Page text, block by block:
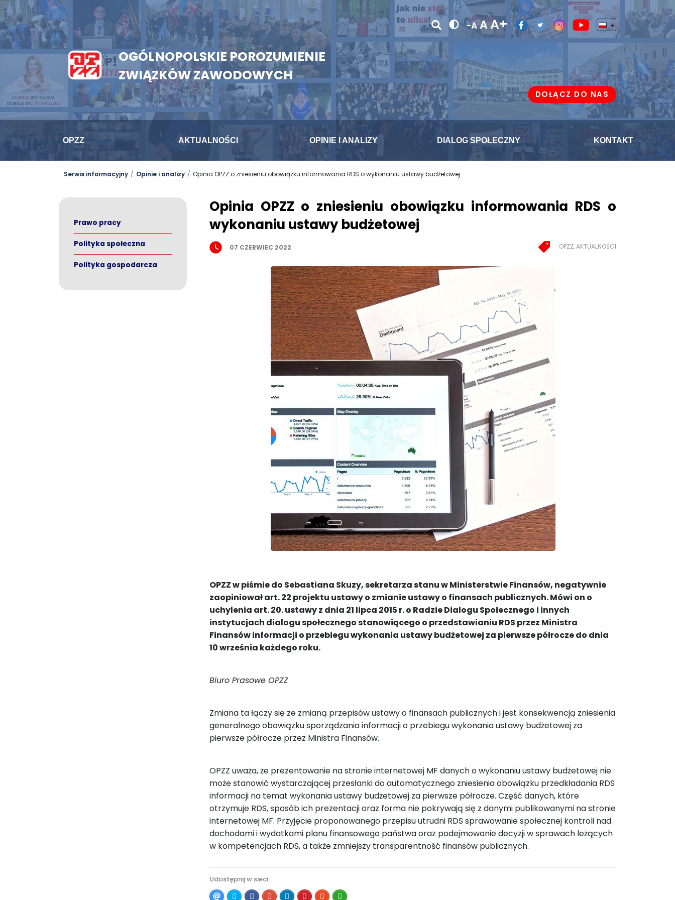
-A AA+
OGÓLNOPOLSKIE POROZUMIENIE
ZWIĄZKÓW ZAWODOWYCH
DOŁĄCZ DO NAS
OPZZ AKTUALNOŚCI OPINIE I ANALIZY DIALOG SPOŁECZNY KONTAKT
Serwis informacyjny Opinie i analizy Opinia OPZZ o zniesieniu obowiązku informowania RDS o wykonaniu ustawy budżetowej
Prawo pracy
Polityka społeczna
Polityka gospodarcza
Opinia OPZZ o zniesieniu obowiązku informowania RDS o
wykonaniu ustawy budżetowej
07 CZERWIEC 2022 OPZZ, AKTUALNOŚCI
OPZZ w piśmie do Sebastiana Skuzy, sekretarza stanu w Ministerstwie Finansów, negatywnie
zaopiniował art. 22 projektu ustawy o zmianie ustawy o finansach publicznych. Mówi on o
uchylenia art. 20. ustawy z dnia 21 lipca 2015 r. o Radzie Dialogu Społecznego i innych
instytucjach dialogu społecznego stanowiącego o przedstawianiu RDS przez Ministra
Finansów informacji o przebiegu wykonania ustawy budżetowej za pierwsze półrocze do dnia
10 września każdego roku.
Biuro Prasowe OPZZ
Zmiana ta łączy się ze zmianą przepisów ustawy o finansach publicznych i jest konsekwencją zniesienia
generalnego obowiązku sporządzania informacji o przebiegu wykonania ustawy budżetowej za
pierwsze półrocze przez Ministra Finansów.
OPZZ uważa, że prezentowanie na stronie internetowej MF danych o wykonaniu ustawy budżetowej nie
może stanowić wystarczającej przesłanki do automatycznego zniesienia obowiązku przedkładania RDS
informacji na temat wykonania ustawy budżetowej za pierwsze półrocze. Część danych, które
otrzymuje RDS, sposób ich prezentacji oraz forma nie pokrywają się z danymi publikowanymi na stronie
internetowej MF. Przyjęcie proponowanego przepisu utrudni RDS sprawowanie społecznej kontroli nad
dochodami i wydatkami planu finansowego państwa oraz podejmowanie decyzji w sprawach leżących
w kompetencjach RDS, a także zmniejszy transparentność finansów publicznych.
Udostępnij w sieci: